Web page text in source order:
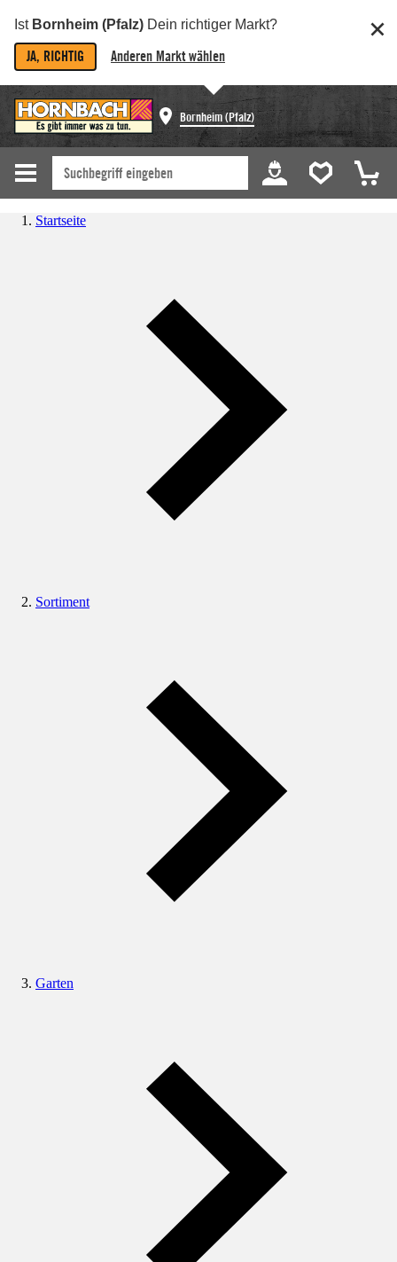
Ist Bornheim (Pfalz) Dein richtiger Markt?
JA, RICHTIG Anderen Markt wählen
Bornheim (Pfalz)
Startseite
Sortiment
Garten